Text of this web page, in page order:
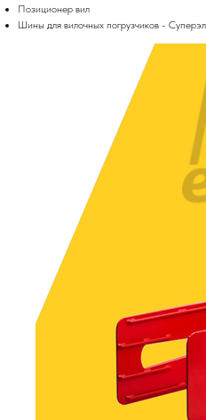
Позиционер вил
Шины для вилочных погрузчиков -